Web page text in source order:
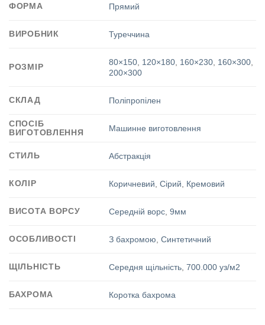
ФОРМА Прямий
ВИРОБНИК Туреччина
РОЗМІР 80×150 120×180 160×230 160×300
200×300
СКЛАД Поліпропілен
СПОСІБ
ВИГОТОВЛЕННЯ
Машинне виготовлення
СТИЛЬ Абстракція
КОЛІР Коричневий ,Сірий Кремовий
ВИСОТА ВОРСУ Середній ворс ,9мм
ОСОБЛИВОСТІ З бахромою ,Синтетичний
ЩІЛЬНІСТЬ Середня щільність ,700.000 уз/м2
БАХРОМА Коротка бахрома